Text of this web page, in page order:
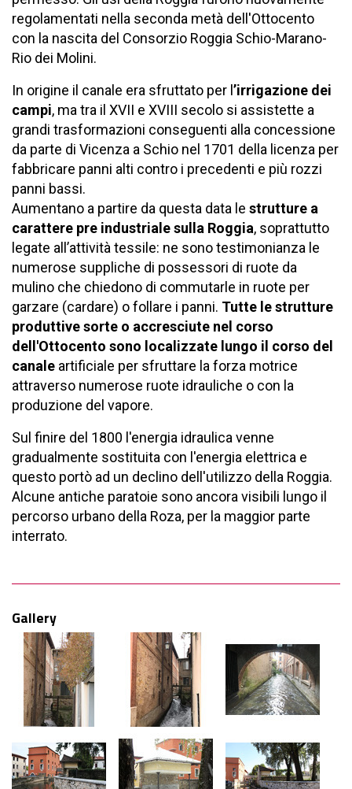
regolamentati nella seconda metà dell'Ottocento
con la nascita del Consorzio Roggia Schio-Marano-
Rio dei Molini.
In origine il canale era sfruttato per l ’irrigazione dei
campi, ma tra il XVII e XVIII secolo si assistette a
grandi trasformazioni conseguenti alla concessione
da parte di Vicenza a Schio nel 1701 della licenza per
fabbricare panni alti contro i precedenti e più rozzi
panni bassi.
Aumentano a partire da questa data le strutture a
carattere pre industriale sulla Roggia, soprattutto
legate all’attività tessile: ne sono testimonianza le
numerose suppliche di possessori di ruote da
mulino che chiedono di commutarle in ruote per
garzare (cardare) o follare i panni. Tutte le strutture
produttive sorte o accresciute nel corso
dell'Ottocento sono localizzate lungo il corso del
canale artificiale per sfruttare la forza motrice
attraverso numerose ruote idrauliche o con la
produzione del vapore.
Sul finire del 1800 l'energia idraulica venne
gradualmente sostituita con l'energia elettrica e
questo portò ad un declino dell'utilizzo della Roggia.
Alcune antiche paratoie sono ancora visibili lungo il
percorso urbano della Roza, per la maggior parte
interrato.
Gallery